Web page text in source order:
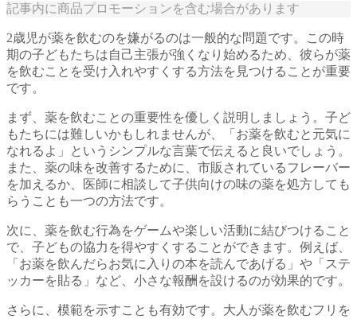
記事内に商品プロモーションを含む場合があります
2歳児が薬を飲むのを嫌がるのは一般的な問題です。この時
期の子どもたちは自己主張が強くなり始めるため、彼らが薬
を飲むことを受け入れやすくする方法を見つけることが重要
です。
まず、薬を飲むことの重要性を優しく説明しましょう。子ど
もたちには難しいかもしれませんが、「お薬を飲むと元気に
なれるよ」というシンプルな言葉で伝えると良いでしょう。
また、薬の味を改善するために、市販されているフレーバー
を加えるか、医師に相談して子供向けの味の薬を処方しても
らうことも一つの方法です。
次に、薬を飲む行為をゲームや楽しい活動に結びつけること
で、子どもの協力を得やすくすることができます。例えば、
「お薬を飲んだらお気に入りの本を読んであげる」や「ステ
ッカーを貼る」など、小さな報酬を設けるのが効果的です。
さらに、模範を示すことも有効です。大人が薬を飲むフリを